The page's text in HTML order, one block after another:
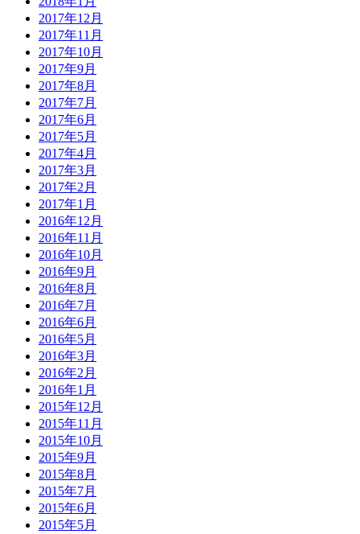
2017年12月
2017年11月
2017年10月
2017年9月
2017年8月
2017年7月
2017年6月
2017年5月
2017年4月
2017年3月
2017年2月
2017年1月
2016年12月
2016年11月
2016年10月
2016年9月
2016年8月
2016年7月
2016年6月
2016年5月
2016年3月
2016年2月
2016年1月
2015年12月
2015年11月
2015年10月
2015年9月
2015年8月
2015年7月
2015年6月
2015年5月